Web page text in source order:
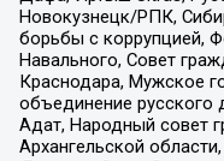
Новокузнецк/РПК,
борьбы с коррупцией,
Навального, Совет
Краснодара, Мужское
объединение
Адат, Народный совет
Архангельской